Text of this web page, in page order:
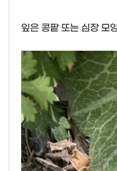
잎은 콩팥 또는 심장 모